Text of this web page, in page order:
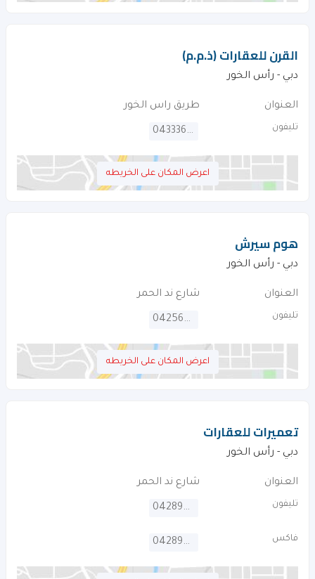
القرن للعقارات (ذ.م.م)
دبي - رأس الخور
العنوان طريق راس الخور
تليفون 043336952
اعرض المكان على الخريطه
هوم سيرش
دبي - رأس الخور
العنوان شارع ند الحمر
تليفون 042565652
اعرض المكان على الخريطه
تعميرات للعقارات
دبي - رأس الخور
العنوان شارع ند الحمر
تليفون 042898700
فاكس 042898600